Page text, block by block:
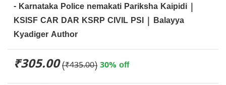
- Karnataka Police nemakati Pariksha Kaipidi |
KSISF CAR DAR KSRP CIVIL PSI | Balayya
Kyadiger Author
₹305.00 (₹435.00) 30% off